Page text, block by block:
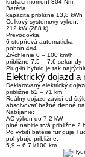
Batéria:
kapacita približne 13,8 kWh
Celkový systémový výkon:
212 kW (288 k)
Prevodovka:
6-stupňová automatická
pohon 4×4
Zrýchlenie 0 – 100 km/h:
približne 7,5 – 7,6 sekundy
Plug-in hybrid je tak
Elektrický dojazd a
Deklarovaný elektrický
približne 62 – 71 km
Reálny dojazd závisí od
absolvovať bežné denné
Nabíjanie:
AC výkon do 7,2 kW
plné nabitie trvá približne 2
Po vybití batérie funguje
pohybuje približne:
5,9 – 6,7 l/100 km